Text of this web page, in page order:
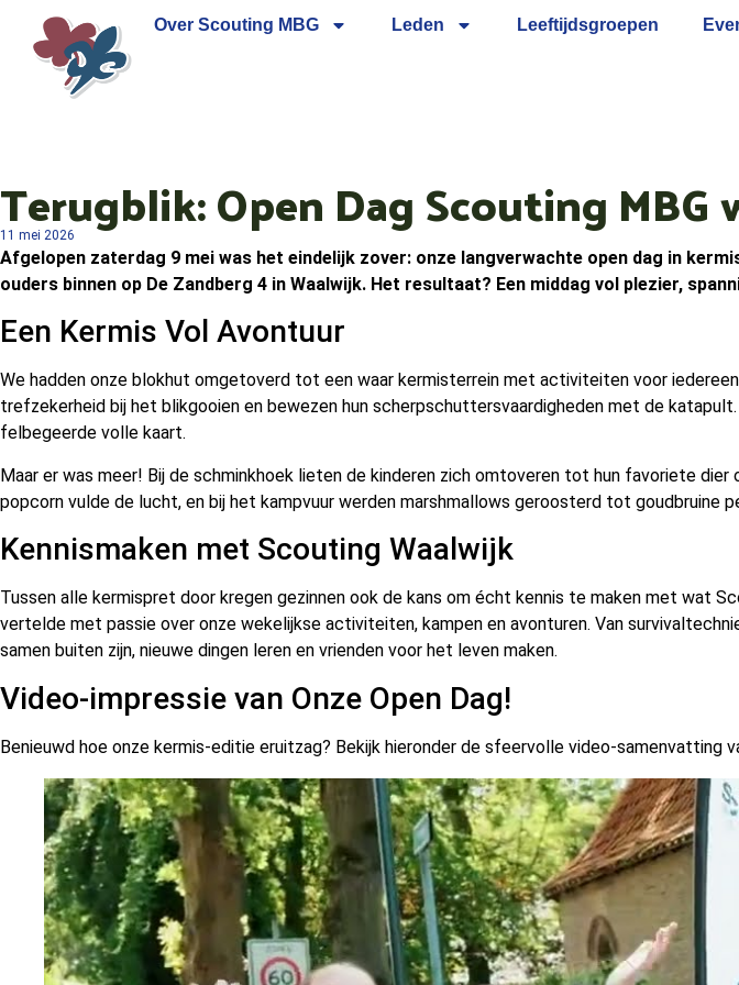
Over Scouting MBG Leden Leeftijdsgroepen
Terugblik: Open Dag Scouting MBG
11 mei 2026
Afgelopen zaterdag 9 mei was het eindelijk zover: onze langverwachte open dag in
ouders binnen op De Zandberg 4 in Waalwijk. Het resultaat? Een middag vol plezier,
Een Kermis Vol Avontuur
We hadden onze blokhut omgetoverd tot een waar kermisterrein met activiteiten voor
trefzekerheid bij het blikgooien en bewezen hun scherpschuttersvaardigheden met de
felbegeerde volle kaart.
Maar er was meer! Bij de schminkhoek lieten de kinderen zich omtoveren tot hun favoriete
popcorn vulde de lucht, en bij het kampvuur werden marshmallows geroosterd tot goudbruine
Kennismaken met Scouting Waalwijk
Tussen alle kermispret door kregen gezinnen ook de kans om écht kennis te maken met wat
vertelde met passie over onze wekelijkse activiteiten, kampen en avonturen. Van
samen buiten zijn, nieuwe dingen leren en vrienden voor het leven maken.
Video-impressie van Onze Open Dag!
Benieuwd hoe onze kermis-editie eruitzag? Bekijk hieronder de sfeervolle video-samenvatting